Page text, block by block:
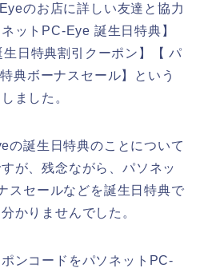
のお店に詳しい友達と協力
ットPC-Eye 誕生日特典】
生日特典割引クーポン】【 パ
典ボーナスセール】という
ました。
の誕生日特典のことについて
が、残念ながら、パソネッ
スセールなどを誕生日特典で
かりませんでした。
ンコードをパソネットPC-